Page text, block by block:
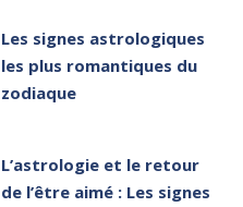
Les signes astrologiques
les plus romantiques du
zodiaque
L’astrologie et le retour
de l’être aimé : Les signes